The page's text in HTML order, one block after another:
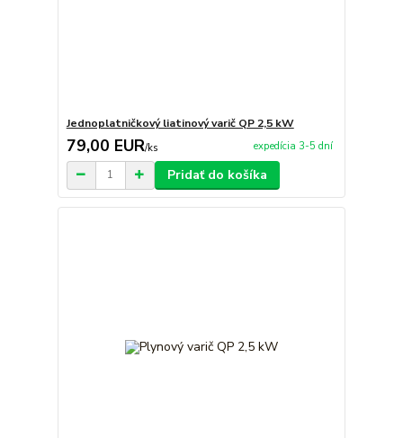
Jednoplatničkový liatinový varič QP 2,5 kW
79,00 EUR/ks expedícia 3-5 dní
Pridať do košíka